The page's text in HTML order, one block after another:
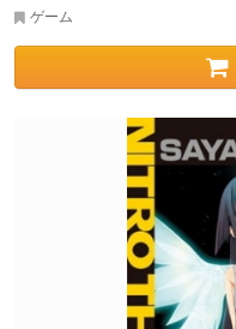
ゲーム